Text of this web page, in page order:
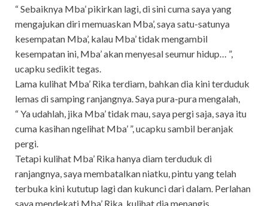
“ Sebaiknya Mba’ pikirkan lagi, di sini cuma saya yang
mengajukan diri memuaskan Mba’, saya satu-satunya
kesempatan Mba’, kalau Mba’ tidak mengambil
kesempatan ini, Mba’ akan menyesal seumur hidup… ”,
ucapku sedikit tegas.
Lama kulihat Mba’ Rika terdiam, bahkan dia kini terduduk
lemas di samping ranjangnya. Saya pura-pura mengalah,
“ Ya udahlah, jika Mba’ tidak mau, saya pergi saja, saya itu
cuma kasihan ngelihat Mba’ ”, ucapku sambil beranjak
pergi.
Tetapi kulihat Mba’ Rika hanya diam terduduk di
ranjangnya, saya membatalkan niatku, pintu yang telah
terbuka kini kututup lagi dan kukunci dari dalam. Perlahan
saya mendekati Mba’ Rika, kulihat dia menangis,